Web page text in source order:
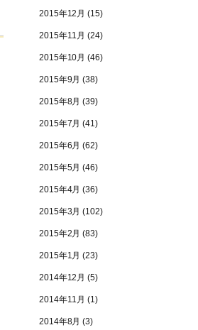
2015年12月 (15)
2015年11月 (24)
2015年10月 (46)
2015年9月 (38)
2015年8月 (39)
2015年7月 (41)
2015年6月 (62)
2015年5月 (46)
2015年4月 (36)
2015年3月 (102)
2015年2月 (83)
2015年1月 (23)
2014年12月 (5)
2014年11月 (1)
2014年8月 (3)